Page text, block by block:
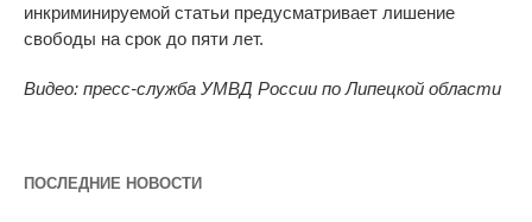
инкриминируемой статьи предусматривает лишение
свободы на срок до пяти лет.
Видео: пресс-служба УМВД России по Липецкой области
ПОСЛЕДНИЕ НОВОСТИ